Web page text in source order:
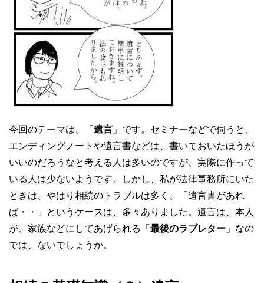
今回のテーマは、「 遺言 」です。セミナーなどで伺うと、
エンディングノートや遺言書などは、書いておいたほうが
いいのだろうなと考える人は多いのですが、実際に作って
いる人は少ないようです。しかし、私が法律事務所にいた
ときは、やはり相続のトラブルは多く、「遺言書があれ
ば・・」というケースは、多々ありました。遺言は、本人
が、家族などにしてあげられる「 最後のラブレター 」なの
では、ないでしょうか。